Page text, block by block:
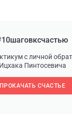
с личной
Ицхака Пинтосевича
ПРОКАЧАТЬ СЧАСТЬЕ